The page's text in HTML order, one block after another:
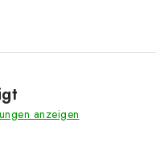
anzeigen